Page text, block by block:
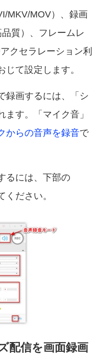
MKV/MOV）、録画
質）、フレームレ
クセラレーション利
て設定します。
録画するには、「シ
す。「マイク音」
からの音声を録音で
るには、下部の
ください。
配信を画面録画